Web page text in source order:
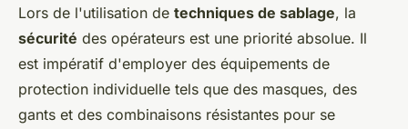
Lors de l'utilisation de techniques de sablage, la
sécurité des opérateurs est une priorité absolue. Il
est impératif d'employer des équipements de
protection individuelle tels que des masques, des
gants et des combinaisons résistantes pour se